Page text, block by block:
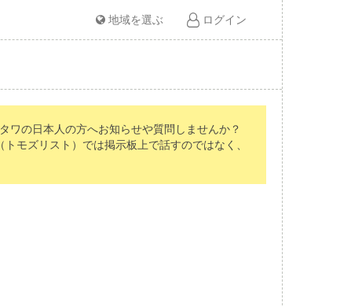
地域を選ぶ ログイン
ワの日本人の方へお知らせや質問しませんか？
モズリスト）では掲示板上で話すのではなく、